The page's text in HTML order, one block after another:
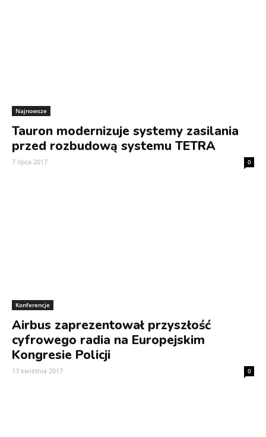
Najnowsze
Tauron modernizuje systemy zasilania
przed rozbudową systemu TETRA
7 lipca 2017 0
Konferencje
Airbus zaprezentował przyszłość
cyfrowego radia na Europejskim
Kongresie Policji
13 kwietnia 2017 0